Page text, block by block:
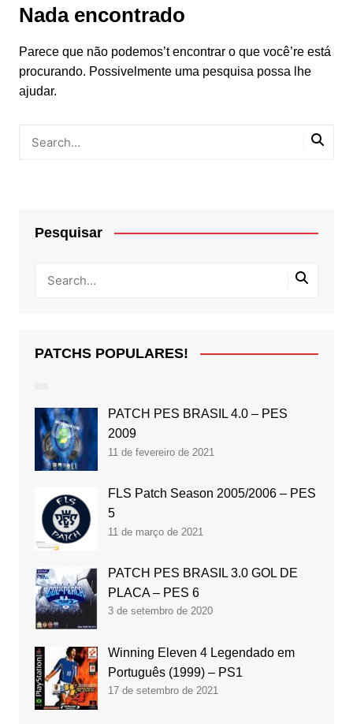
Nada encontrado
Parece que não podemos’t encontrar o que você’re está
procurando. Possivelmente uma pesquisa possa lhe
ajudar.
Pesquisar
PATCHS POPULARES!
PATCH PES BRASIL 4.0 – PES
2009
11 de fevereiro de 2021
FLS Patch Season 2005/2006 – PES
5
11 de março de 2021
PATCH PES BRASIL 3.0 GOL DE
PLACA – PES 6
3 de setembro de 2020
Winning Eleven 4 Legendado em
Português (1999) – PS1
17 de setembro de 2021